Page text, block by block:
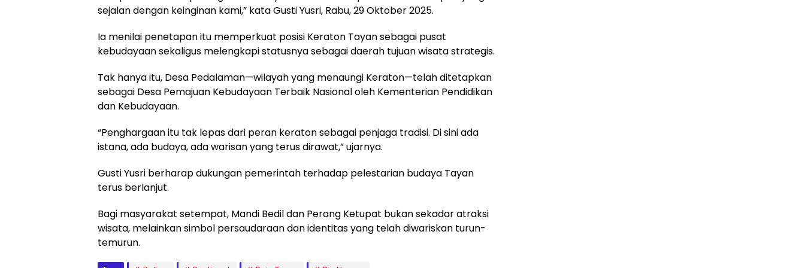
sejalan dengan keinginan kami,” kata Gusti Yusri, Rabu, 29 Oktober 2025.
Ia menilai penetapan itu memperkuat posisi Keraton Tayan sebagai pusat
kebudayaan sekaligus melengkapi statusnya sebagai daerah tujuan wisata strategis.
Tak hanya itu, Desa Pedalaman—wilayah yang menaungi Keraton—telah ditetapkan
sebagai Desa Pemajuan Kebudayaan Terbaik Nasional oleh Kementerian Pendidikan
dan Kebudayaan.
“Penghargaan itu tak lepas dari peran keraton sebagai penjaga tradisi. Di sini ada
istana, ada budaya, ada warisan yang terus dirawat,” ujarnya.
Gusti Yusri berharap dukungan pemerintah terhadap pelestarian budaya Tayan
terus berlanjut.
Bagi masyarakat setempat, Mandi Bedil dan Perang Ketupat bukan sekadar atraksi
wisata, melainkan simbol persaudaraan dan identitas yang telah diwariskan turun-
temurun.